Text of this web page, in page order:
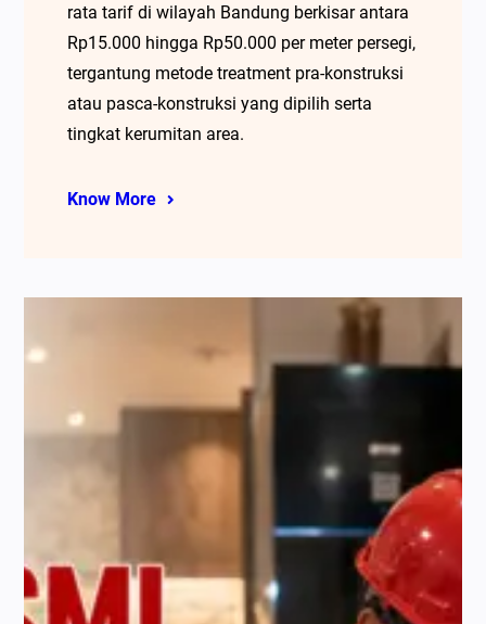
rata tarif di wilayah Bandung berkisar antara
Rp15.000 hingga Rp50.000 per meter persegi,
tergantung metode treatment pra-konstruksi
atau pasca-konstruksi yang dipilih serta
tingkat kerumitan area.
Know More